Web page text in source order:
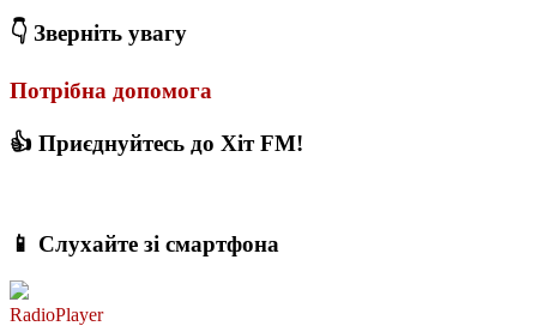
👇 Зверніть увагу
Потрібна допомога
👍 Приєднуйтесь до Хіт FM!
📱 Слухайте зі смартфона
RadioPlayer